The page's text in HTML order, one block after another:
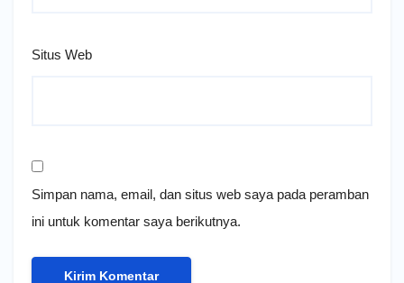
Situs Web
Simpan nama, email, dan situs web saya pada peramban
ini untuk komentar saya berikutnya.